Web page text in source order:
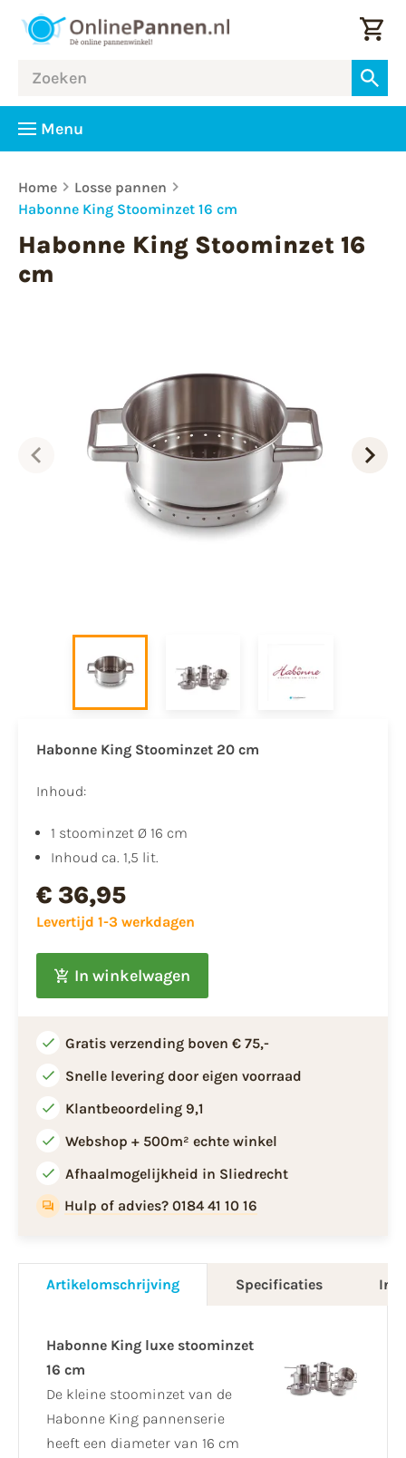
Menu
Home
Losse pannen
Habonne King Stoominzet 16 cm
Habonne King Stoominzet 16
cm
Habonne King Stoominzet 20 cm
Inhoud:
1 stoominzet Ø 16 cm
Inhoud ca. 1,5 lit.
€ 36,95
Levertijd 1-3 werkdagen
In winkelwagen
Gratis verzending boven € 75,-
Snelle levering door eigen voorraad
Klantbeoordeling 9,1
Webshop + 500m² echte winkel
Afhaalmogelijkheid in Sliedrecht
Hulp of advies? 0184 41 10 16
Artikelomschrijving Specificaties
Habonne King luxe stoominzet
16 cm
De kleine stoominzet van de
Habonne King pannenserie
heeft een diameter van 16 cm